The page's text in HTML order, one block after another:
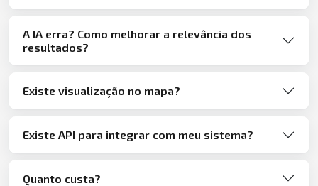
A IA erra? Como melhorar a relevância dos
resultados?
Existe visualização no mapa?
Existe API para integrar com meu sistema?
Quanto custa?